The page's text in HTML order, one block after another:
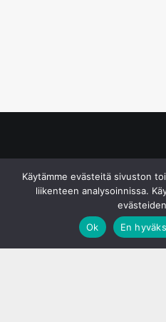
Käytämme evästeitä sivuston
liikenteen analysoinnissa.
Ok
En